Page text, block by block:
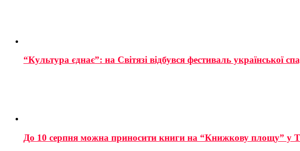
“Культура єднає”: на Світязі відбувся фестиваль української
До 10 серпня можна приносити книги на “Книжкову площу” у